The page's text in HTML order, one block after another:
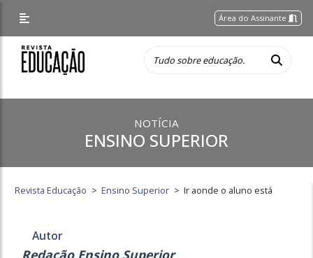
Área do Assinante
NOTÍCIA
ENSINO SUPERIOR
Revista Educação > Ensino Superior > Ir aonde o aluno está
Autor
Redação Ensino Superior